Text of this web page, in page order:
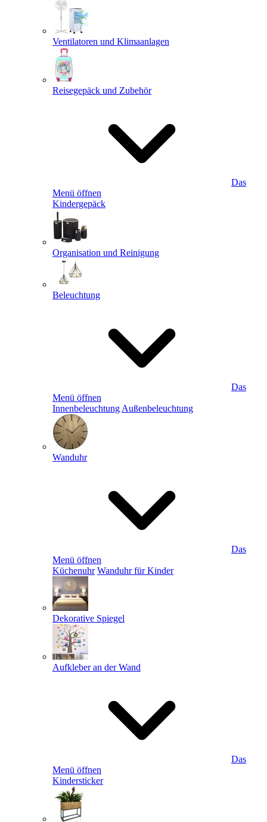
Ventilatoren und Klimaanlagen
Reisegepäck und Zubehör
Das
Menü öffnen
Kindergepäck
Organisation und Reinigung
Beleuchtung
Das
Menü öffnen
Innenbeleuchtung Außenbeleuchtung
Wanduhr
Das
Menü öffnen
Küchenuhr Wanduhr für Kinder
Dekorative Spiegel
Aufkleber an der Wand
Das
Menü öffnen
Kindersticker